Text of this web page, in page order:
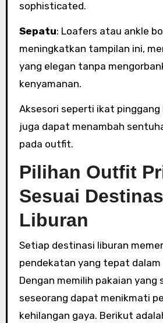
sophisticated.
Sepatu: Loafers atau ankle
meningkatkan tampilan ini,
yang elegan tanpa
kenyamanan.
Aksesori seperti ikat
juga dapat menambah
pada outfit.
Pilihan Outfit
Sesuai
Liburan
Setiap destinasi liburan
pendekatan yang tepat
Dengan memilih pakaian yang
seseorang dapat menikmati
kehilangan gaya. Berikut